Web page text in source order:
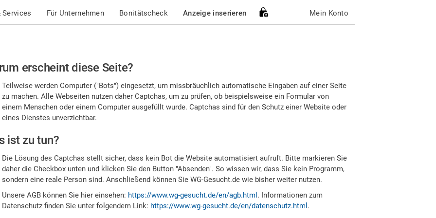
Services Für Unternehmen Bonitätscheck Anzeige inserieren Mein Konto
erscheint diese Seite?
Teilweise werden Computer ("Bots") eingesetzt, um missbräuchlich automatische Eingaben auf einer Seite
zu machen. Alle Webseiten nutzen daher Captchas, um zu prüfen, ob beispielsweise ein Formular von
einem Menschen oder einem Computer ausgefüllt wurde. Captchas sind für den Schutz einer Website oder
eines Dienstes unverzichtbar.
ist zu tun?
Die Lösung des Captchas stellt sicher, dass kein Bot die Website automatisiert aufruft. Bitte markieren Sie
daher die Checkbox unten und klicken Sie den Button "Absenden". So wissen wir, dass Sie kein Programm,
sondern eine reale Person sind. Anschließend können Sie WG-Gesucht.de wie bisher weiter nutzen.
Unsere AGB können Sie hier einsehen: https://www.wg-gesucht.de/en/agb.html . Informationen zum
Datenschutz finden Sie unter folgendem Link: https://www.wg-gesucht.de/en/datenschutz.html .